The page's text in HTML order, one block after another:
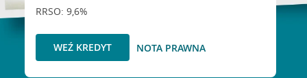
RRSO: 9,6%
WEŹ KREDYT NOTA PRAWNA